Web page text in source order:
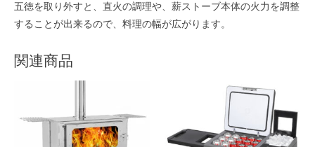
五徳を取り外すと、直火の調理や、薪ストーブ本体の火力を調整
することが出来るので、料理の幅が広がります。
関連商品